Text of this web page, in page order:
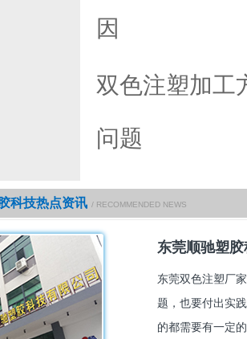
因
双色注塑加工
问题
科技热点资讯 / RECOMMENDED NEWS
东莞顺驰塑
东莞双色注塑厂
题，也要付出实
的都需要有一定